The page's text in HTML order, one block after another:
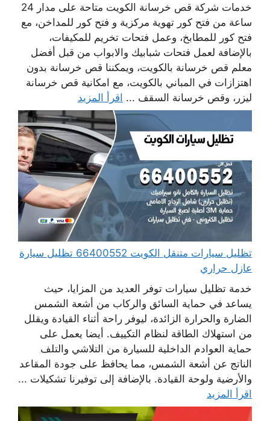
خدمات شركة قص خرسانة الكويت متاحة على مدار 24
ساعة من فتح كور تهوية مركزية و فتح كور للمداخن، مع
فتح كور للمطابخ، وعمل فتحات تخريم للمكيفات،
بالإضافة لعمل فتحات شبابيك والابواب من قبل أفضل
معلم قص خرسانة بالكويت، ويمكننا قص خرسانة بدون
اهتزازات في المباني بالكويت، مع امكانية قص خرسانة
ليزر، وقص خرسانة السقف ... اقرأ المزيد
تظليل سيارات متنقل الكويت 66400552 تظليل سيارة
عازل حراري
خدمة تظليل سيارات توفر العديد من المزايا، حيث
يساعد في حماية السائق والركاب من أشعة الشمس
الضارة والحرارة الزائدة، ليوفر راحة أثناء القيادة ويقلل
من استهلاك الطاقة لنظام التكييف. أيضا يعمل على
حماية العوادم الداخلية للسيارة من التلاشي والتلف
الناتج عن أشعة الشمس، مما يحافظ على جودة المقاعد
والأرضية ولوحة القيادة. بالإضافة إلى توفيرنا تشكيلات ...
اقرأ المزيد